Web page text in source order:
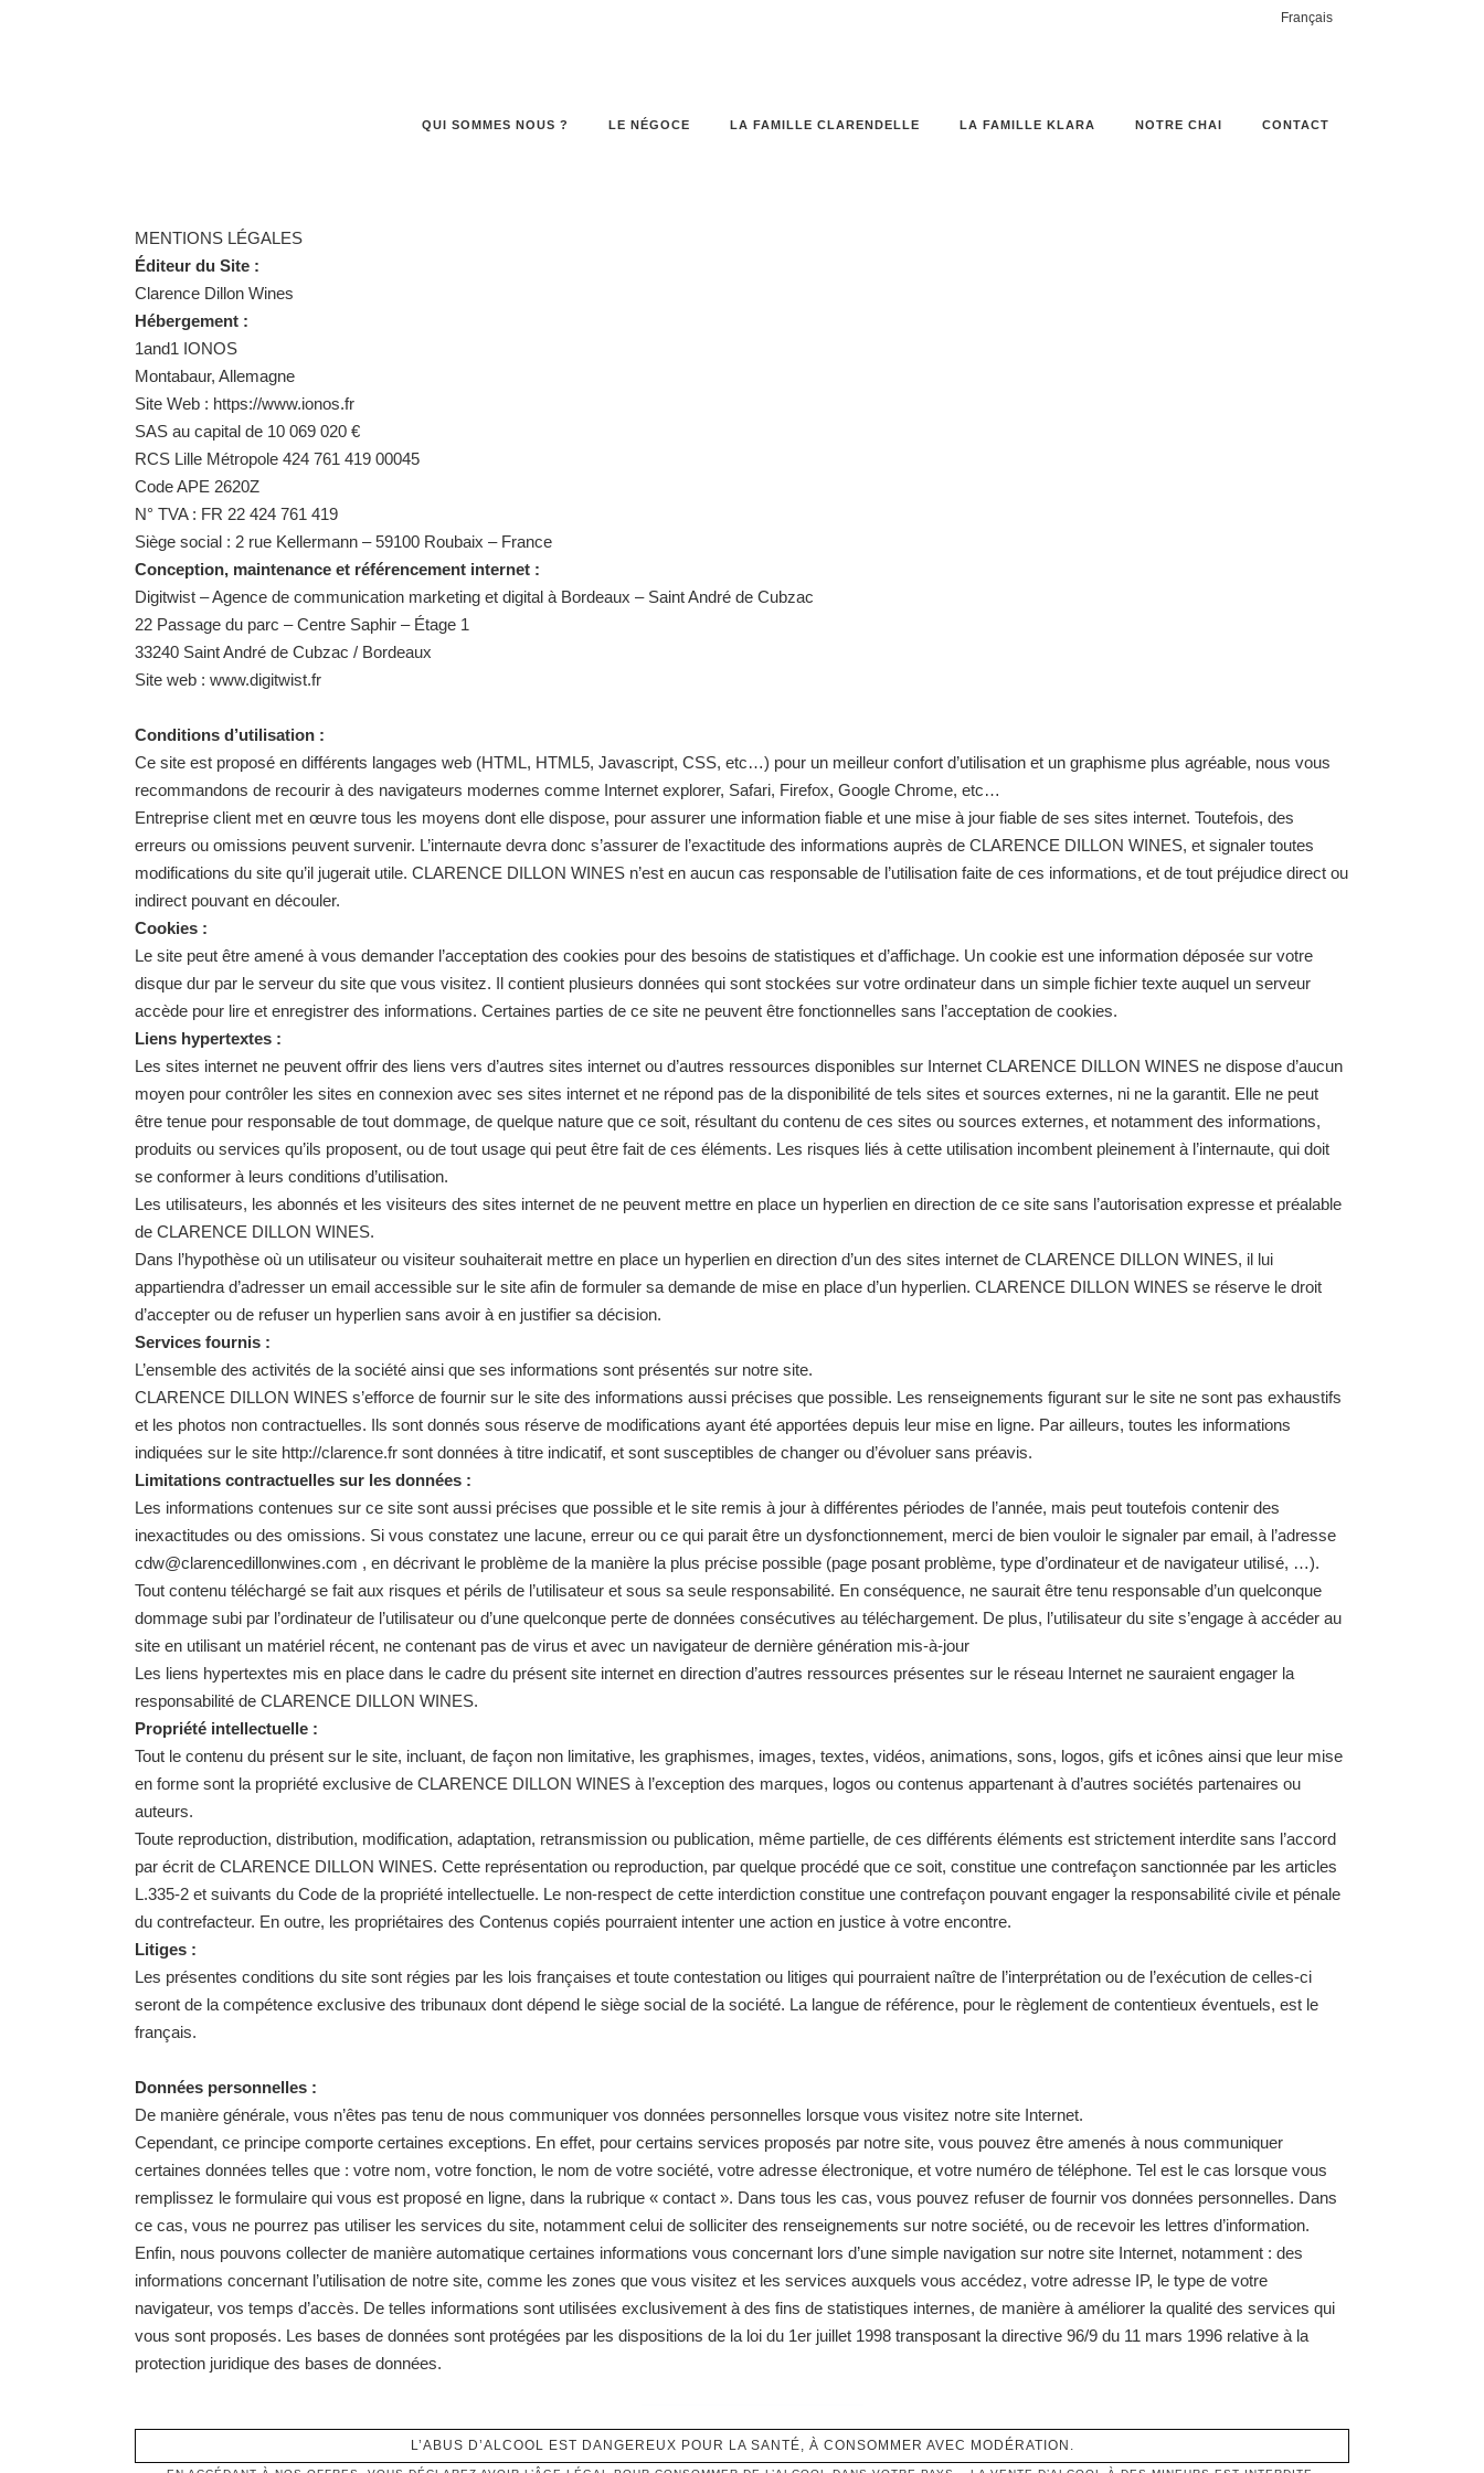
Français
QUI SOMMES NOUS ? LE NÉGOCE LA FAMILLE CLARENDELLE LA FAMILLE KLARA NOTRE CHAI CONTACT
MENTIONS LÉGALES
Éditeur du Site :
Clarence Dillon Wines
Hébergement :
1and1 IONOS
Montabaur, Allemagne
Site Web : https://www.ionos.fr
SAS au capital de 10 069 020 €
RCS Lille Métropole 424 761 419 00045
Code APE 2620Z
N° TVA : FR 22 424 761 419
Siège social : 2 rue Kellermann – 59100 Roubaix – France
Conception, maintenance et référencement internet :
Digitwist – Agence de communication marketing et digital à Bordeaux – Saint André de Cubzac
22 Passage du parc – Centre Saphir – Étage 1
33240 Saint André de Cubzac / Bordeaux
Site web : www.digitwist.fr
Conditions d’utilisation :
Ce site est proposé en différents langages web (HTML, HTML5, Javascript, CSS, etc…) pour un meilleur confort d’utilisation et un graphisme plus agréable, nous vous
recommandons de recourir à des navigateurs modernes comme Internet explorer, Safari, Firefox, Google Chrome, etc…
Entreprise client met en œuvre tous les moyens dont elle dispose, pour assurer une information fiable et une mise à jour fiable de ses sites internet. Toutefois, des
erreurs ou omissions peuvent survenir. L’internaute devra donc s’assurer de l’exactitude des informations auprès de CLARENCE DILLON WINES, et signaler toutes
modifications du site qu’il jugerait utile. CLARENCE DILLON WINES n’est en aucun cas responsable de l’utilisation faite de ces informations, et de tout préjudice direct ou
indirect pouvant en découler.
Cookies :
Le site peut être amené à vous demander l’acceptation des cookies pour des besoins de statistiques et d’affichage. Un cookie est une information déposée sur votre
disque dur par le serveur du site que vous visitez. Il contient plusieurs données qui sont stockées sur votre ordinateur dans un simple fichier texte auquel un serveur
accède pour lire et enregistrer des informations. Certaines parties de ce site ne peuvent être fonctionnelles sans l’acceptation de cookies.
Liens hypertextes :
Les sites internet ne peuvent offrir des liens vers d’autres sites internet ou d’autres ressources disponibles sur Internet CLARENCE DILLON WINES ne dispose d’aucun
moyen pour contrôler les sites en connexion avec ses sites internet et ne répond pas de la disponibilité de tels sites et sources externes, ni ne la garantit. Elle ne peut
être tenue pour responsable de tout dommage, de quelque nature que ce soit, résultant du contenu de ces sites ou sources externes, et notamment des informations,
produits ou services qu’ils proposent, ou de tout usage qui peut être fait de ces éléments. Les risques liés à cette utilisation incombent pleinement à l’internaute, qui doit
se conformer à leurs conditions d’utilisation.
Les utilisateurs, les abonnés et les visiteurs des sites internet de ne peuvent mettre en place un hyperlien en direction de ce site sans l’autorisation expresse et préalable
de CLARENCE DILLON WINES.
Dans l’hypothèse où un utilisateur ou visiteur souhaiterait mettre en place un hyperlien en direction d’un des sites internet de CLARENCE DILLON WINES, il lui
appartiendra d’adresser un email accessible sur le site afin de formuler sa demande de mise en place d’un hyperlien. CLARENCE DILLON WINES se réserve le droit
d’accepter ou de refuser un hyperlien sans avoir à en justifier sa décision.
Services fournis :
L’ensemble des activités de la société ainsi que ses informations sont présentés sur notre site.
CLARENCE DILLON WINES s’efforce de fournir sur le site des informations aussi précises que possible. Les renseignements figurant sur le site ne sont pas exhaustifs
et les photos non contractuelles. Ils sont donnés sous réserve de modifications ayant été apportées depuis leur mise en ligne. Par ailleurs, toutes les informations
indiquées sur le site http://clarence.fr sont données à titre indicatif, et sont susceptibles de changer ou d’évoluer sans préavis.
Limitations contractuelles sur les données :
Les informations contenues sur ce site sont aussi précises que possible et le site remis à jour à différentes périodes de l’année, mais peut toutefois contenir des
inexactitudes ou des omissions. Si vous constatez une lacune, erreur ou ce qui parait être un dysfonctionnement, merci de bien vouloir le signaler par email, à l’adresse
cdw@clarencedillonwines.com , en décrivant le problème de la manière la plus précise possible (page posant problème, type d’ordinateur et de navigateur utilisé, …).
Tout contenu téléchargé se fait aux risques et périls de l’utilisateur et sous sa seule responsabilité. En conséquence, ne saurait être tenu responsable d’un quelconque
dommage subi par l’ordinateur de l’utilisateur ou d’une quelconque perte de données consécutives au téléchargement. De plus, l’utilisateur du site s’engage à accéder au
site en utilisant un matériel récent, ne contenant pas de virus et avec un navigateur de dernière génération mis-à-jour
Les liens hypertextes mis en place dans le cadre du présent site internet en direction d’autres ressources présentes sur le réseau Internet ne sauraient engager la
responsabilité de CLARENCE DILLON WINES.
Propriété intellectuelle :
Tout le contenu du présent sur le site, incluant, de façon non limitative, les graphismes, images, textes, vidéos, animations, sons, logos, gifs et icônes ainsi que leur mise
en forme sont la propriété exclusive de CLARENCE DILLON WINES à l’exception des marques, logos ou contenus appartenant à d’autres sociétés partenaires ou
auteurs.
Toute reproduction, distribution, modification, adaptation, retransmission ou publication, même partielle, de ces différents éléments est strictement interdite sans l’accord
par écrit de CLARENCE DILLON WINES. Cette représentation ou reproduction, par quelque procédé que ce soit, constitue une contrefaçon sanctionnée par les articles
L.335-2 et suivants du Code de la propriété intellectuelle. Le non-respect de cette interdiction constitue une contrefaçon pouvant engager la responsabilité civile et pénale
du contrefacteur. En outre, les propriétaires des Contenus copiés pourraient intenter une action en justice à votre encontre.
Litiges :
Les présentes conditions du site sont régies par les lois françaises et toute contestation ou litiges qui pourraient naître de l’interprétation ou de l’exécution de celles-ci
seront de la compétence exclusive des tribunaux dont dépend le siège social de la société. La langue de référence, pour le règlement de contentieux éventuels, est le
français.
Données personnelles :
De manière générale, vous n’êtes pas tenu de nous communiquer vos données personnelles lorsque vous visitez notre site Internet.
Cependant, ce principe comporte certaines exceptions. En effet, pour certains services proposés par notre site, vous pouvez être amenés à nous communiquer
certaines données telles que : votre nom, votre fonction, le nom de votre société, votre adresse électronique, et votre numéro de téléphone. Tel est le cas lorsque vous
remplissez le formulaire qui vous est proposé en ligne, dans la rubrique « contact ». Dans tous les cas, vous pouvez refuser de fournir vos données personnelles. Dans
ce cas, vous ne pourrez pas utiliser les services du site, notamment celui de solliciter des renseignements sur notre société, ou de recevoir les lettres d’information.
Enfin, nous pouvons collecter de manière automatique certaines informations vous concernant lors d’une simple navigation sur notre site Internet, notamment : des
informations concernant l’utilisation de notre site, comme les zones que vous visitez et les services auxquels vous accédez, votre adresse IP, le type de votre
navigateur, vos temps d’accès. De telles informations sont utilisées exclusivement à des fins de statistiques internes, de manière à améliorer la qualité des services qui
vous sont proposés. Les bases de données sont protégées par les dispositions de la loi du 1er juillet 1998 transposant la directive 96/9 du 11 mars 1996 relative à la
protection juridique des bases de données.
3, rue Avison - 33400, Talence France
Tél.+33 (0) 556 010 010
Fax +33 (0) 556 016 247
Tous droits réservés
Mentions légales
L’ABUS D’ALCOOL EST DANGEREUX POUR LA SANTÉ, À CONSOMMER AVEC MODÉRATION.
Français